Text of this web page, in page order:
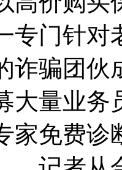
专门针对
诈骗团伙
大量业务
家免费诊